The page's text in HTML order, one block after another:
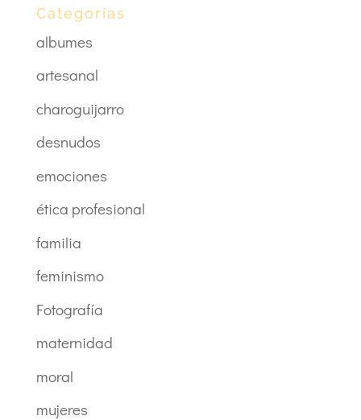
Categorías
albumes
artesanal
charoguijarro
desnudos
emociones
ética profesional
familia
feminismo
Fotografía
maternidad
moral
mujeres